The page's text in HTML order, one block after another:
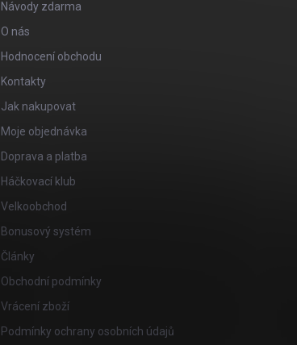
Návody zdarma
O nás
Hodnocení obchodu
Kontakty
Jak nakupovat
Moje objednávka
Doprava a platba
Háčkovací klub
Velkoobchod
Bonusový systém
Články
Obchodní podmínky
Vrácení zboží
Podmínky ochrany osobních údajů